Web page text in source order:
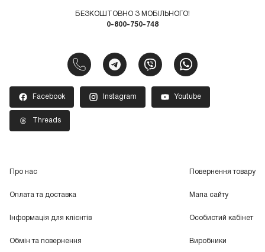
БЕЗКОШТОВНО З МОБІЛЬНОГО!
0-800-750-748
Facebook Instagram Youtube
Threads
Про нас
Оплата та доставка
Інформація для клієнтів
Обмін та повернення
Повернення товару
Мапа сайту
Особистий кабінет
Виробники